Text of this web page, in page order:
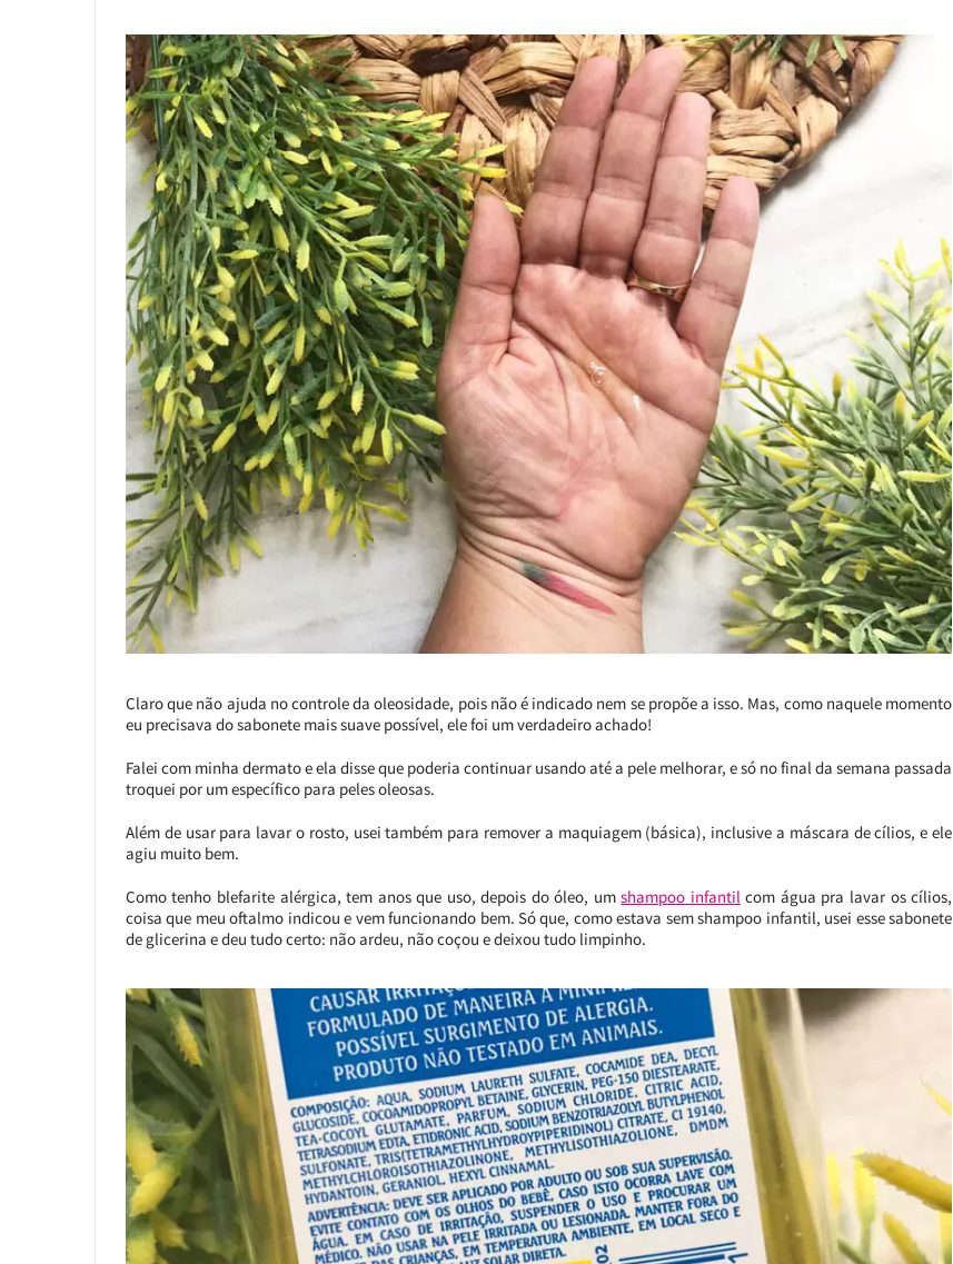
Claro que não ajuda no controle da oleosidade, pois não é indicado nem se propõe a isso. Mas, como naquele momento
eu precisava do sabonete mais suave possível, ele foi um verdadeiro achado!
Falei com minha dermato e ela disse que poderia continuar usando até a pele melhorar, e só no final da semana passada
troquei por um específico para peles oleosas.
Além de usar para lavar o rosto, usei também para remover a maquiagem (básica), inclusive a máscara de cílios, e ele
agiu muito bem.
Como tenho blefarite alérgica, tem anos que uso, depois do óleo, umshampoo infantilcom água pra lavar os cílios,
coisa que meu oftalmo indicou e vem funcionando bem. Só que, como estava sem shampoo infantil, usei esse sabonete
de glicerina e deu tudo certo: não ardeu, não coçou e deixou tudo limpinho.